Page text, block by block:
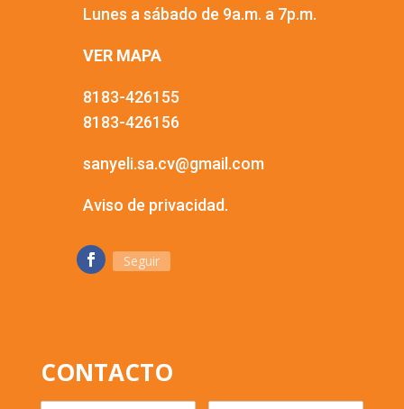
Lunes a sábado de 9a.m. a 7p.m.
VER MAPA
8183-426155
8183-426156
sanyeli.sa.cv@gmail.com
Aviso de privacidad.
Seguir
CONTACTO